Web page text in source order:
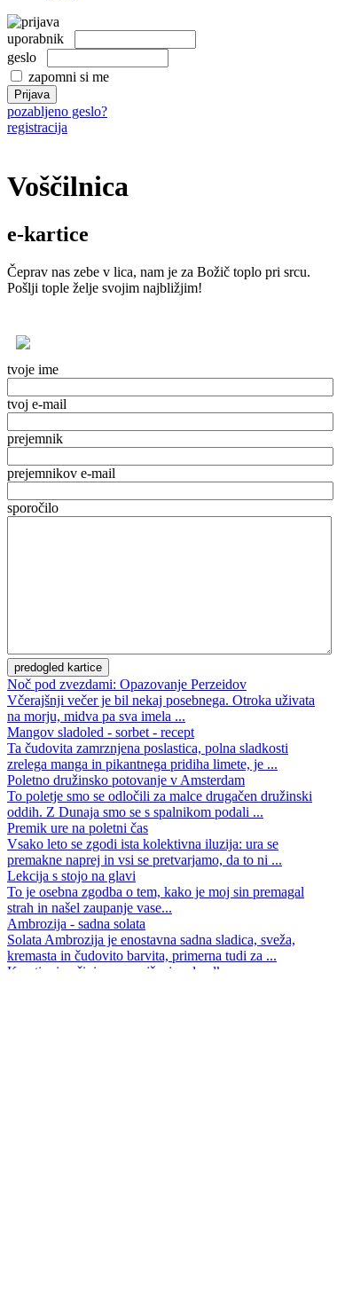
uporabnik
geslo
zapomni si me
pozabljeno geslo?
registracija
Voščilnica
e-kartice
Čeprav nas zebe v lica, nam je za Božič toplo pri srcu.
Pošlji tople želje svojim najbližjim!
tvoje ime
tvoj e-mail
prejemnik
prejemnikov e-mail
sporočilo
Noč pod zvezdami: Opazovanje Perzeidov
Včerajšnji večer je bil nekaj posebnega. Otroka uživata
na morju, midva pa sva imela ...
Mangov sladoled - sorbet - recept
Ta čudovita zamrznjena poslastica, polna sladkosti
zrelega manga in pikantnega pridiha limete, je ...
Poletno družinsko potovanje v Amsterdam
To poletje smo se odločili za malce drugačen družinski
oddih. Z Dunaja smo se s spalnikom podali ...
Premik ure na poletni čas
Vsako leto se zgodi ista kolektivna iluzija: ura se
premakne naprej in vsi se pretvarjamo, da to ni ...
Lekcija s stojo na glavi
To je osebna zgodba o tem, kako je moj sin premagal
strah in našel zaupanje vase...
Ambrozija - sadna solata
Solata Ambrozija je enostavna sadna sladica, sveža,
kremasta in čudovito barvita, primerna tudi za ...
Kreativni načini za zmanjšanje odpadkov